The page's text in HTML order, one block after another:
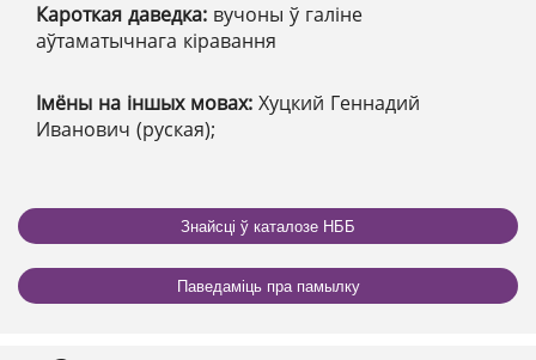
Кароткая даведка: вучоны ў галіне
аўтаматычнага кіравання
Імёны на іншых мовах: Хуцкий Геннадий
Иванович (руская);
Знайсці ў каталозе НББ
Паведаміць пра памылку